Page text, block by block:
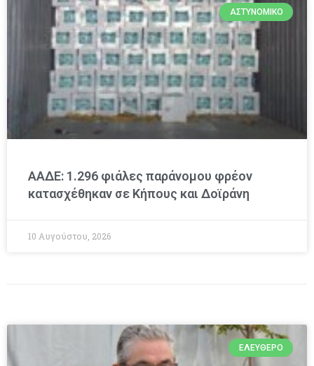
ΑΣΤΥΝΟΜΙΚΌ
ΑΑΔΕ: 1.296 φιάλες παράνομου φρέον
κατασχέθηκαν σε Κήπους και Δοϊράνη
10 Αυγούστου, 2026
ΕΛΕΎΘΕΡΟ